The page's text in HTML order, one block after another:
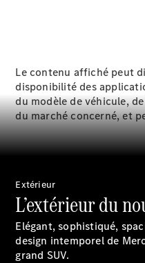
Maintenance
Réparation
Service &
(VRS)
Pièces de
rechange
Le contenu affiché peut
disponibilité des
du modèle de véhicule,
du marché concerné, et
Extérieur
L’extérieur du
Elégant, sophistiqué,
design intemporel de
grand SUV.